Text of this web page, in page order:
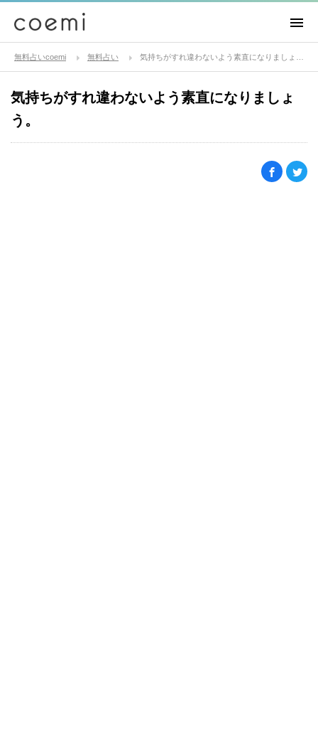
無料占いcoemi 無料占い
気持ちがすれ違わないよう素直になりましょ
う。